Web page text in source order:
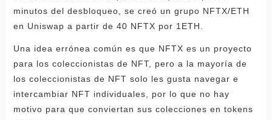
minutos del desbloqueo, se creó un grupo NFTX/ETH
en Uniswap a partir de 40 NFTX por 1ETH.
Una idea errónea común es que NFTX es un proyecto
para los coleccionistas de NFT, pero a la mayoría de
los coleccionistas de NFT solo les gusta navegar e
intercambiar NFT individuales, por lo que no hay
motivo para que conviertan sus colecciones en tokens